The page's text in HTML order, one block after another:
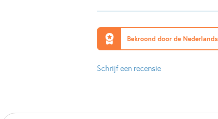
Bekroond door de
Schrijf een recensie